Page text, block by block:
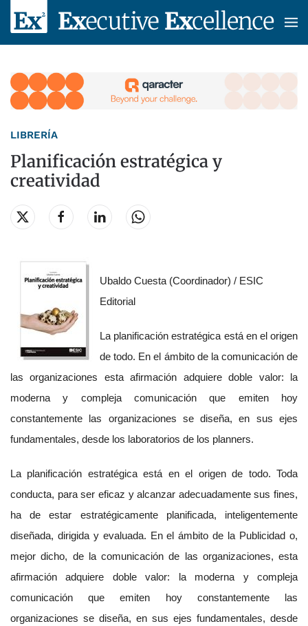
Skip to main content
LIBRERÍA
Planificación estratégica y
creatividad
Ubaldo Cuesta (Coordinador) / ESIC
Editorial
La planificación estratégica está en el origen
de todo. En el ámbito de la comunicación de
las organizaciones esta afirmación adquiere doble valor: la
moderna y compleja comunicación que emiten hoy
constantemente las organizaciones se diseña, en sus ejes
fundamentales, desde los laboratorios de los planners.
La planificación estratégica está en el origen de todo. Toda
conducta, para ser eficaz y alcanzar adecuadamente sus fines,
ha de estar estratégicamente planificada, inteligentemente
diseñada, dirigida y evaluada. En el ámbito de la Publicidad o,
mejor dicho, de la comunicación de las organizaciones, esta
afirmación adquiere doble valor: la moderna y compleja
comunicación que emiten hoy constantemente las
organizaciones se diseña, en sus ejes fundamentales, desde